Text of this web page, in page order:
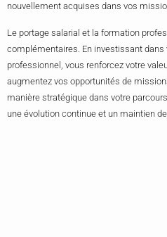
nouvellement acquises dans vos
Le portage salarial et la formation
complémentaires. En investissant dans
professionnel, vous renforcez votre
augmentez vos opportunités de
manière stratégique dans votre
une évolution continue et un maintien